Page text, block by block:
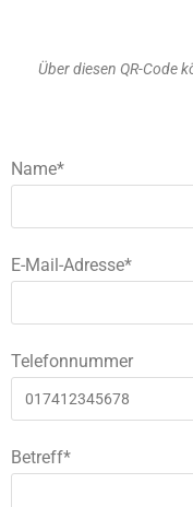
Über diesen QR-Code
Name*
E-Mail-Adresse*
Telefonnummer
Betreff*